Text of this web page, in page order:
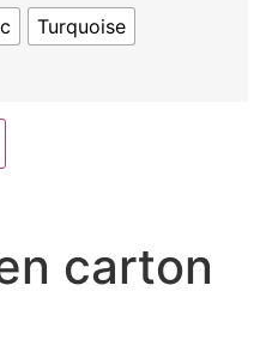
Turquoise
carton